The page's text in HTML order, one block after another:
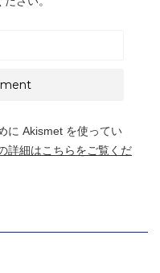
に Akismet を使ってい
詳細はこちらをご覧くだ